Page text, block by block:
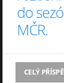
do
MČR.
CELÝ